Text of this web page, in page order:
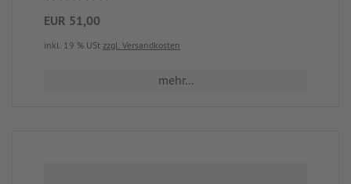
EUR 51,00
inkl. 19 % USt zzgl. Versandkosten
mehr...